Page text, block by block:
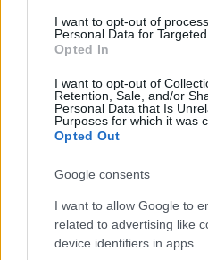
I want to opt-out of
Personal Data for Targeted
Opted In
I want to opt-out of
Retention, Sale, and/or
Personal Data that Is
Purposes for which it was
Opted Out
Google consents
I want to allow Google to
related to advertising like
device identifiers in apps.
Financez votre portefeuille
Faire votre achat
Stockage de Stellar
échanges ont leur propre
cas où un échange est
besoin d’un portefeuille
Où acheter des jetons étoile?
Stellar fournit un réseau de
décentralisé, qui permet des